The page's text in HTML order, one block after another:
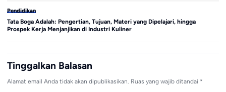
Pendidikan
Tata Boga Adalah: Pengertian, Tujuan, Materi yang Dipelajari, hingga
Prospek Kerja Menjanjikan di Industri Kuliner
Tinggalkan Balasan
Alamat email Anda tidak akan dipublikasikan. Ruas yang wajib ditandai *